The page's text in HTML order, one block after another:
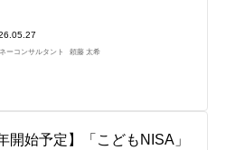
ーコンサルタント 頼藤 太希
開始予定】「こどもNISA」